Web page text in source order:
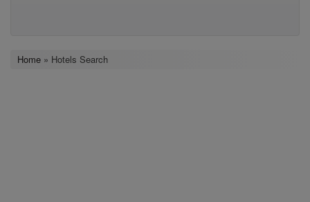
Home » Hotels Search